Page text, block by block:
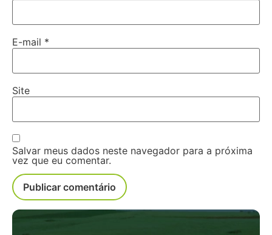
E-mail *
Site
Salvar meus dados neste navegador para a próxima
vez que eu comentar.